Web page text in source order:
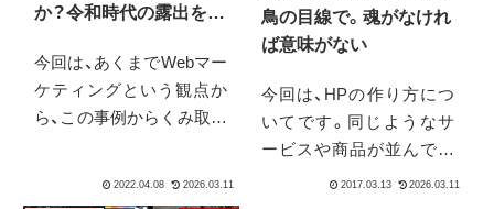
か？令和時代の露出を考
今回は、あくまでWebマー
ケティングという観点か
ら、この事例からくみ取っ
鳥の目線で。魂がなけれ
ば意味がない
今回は、HPの作り方につ
いてです。同じようなサ
ービスや商品が並んでい
く中で、どんな考え方を持